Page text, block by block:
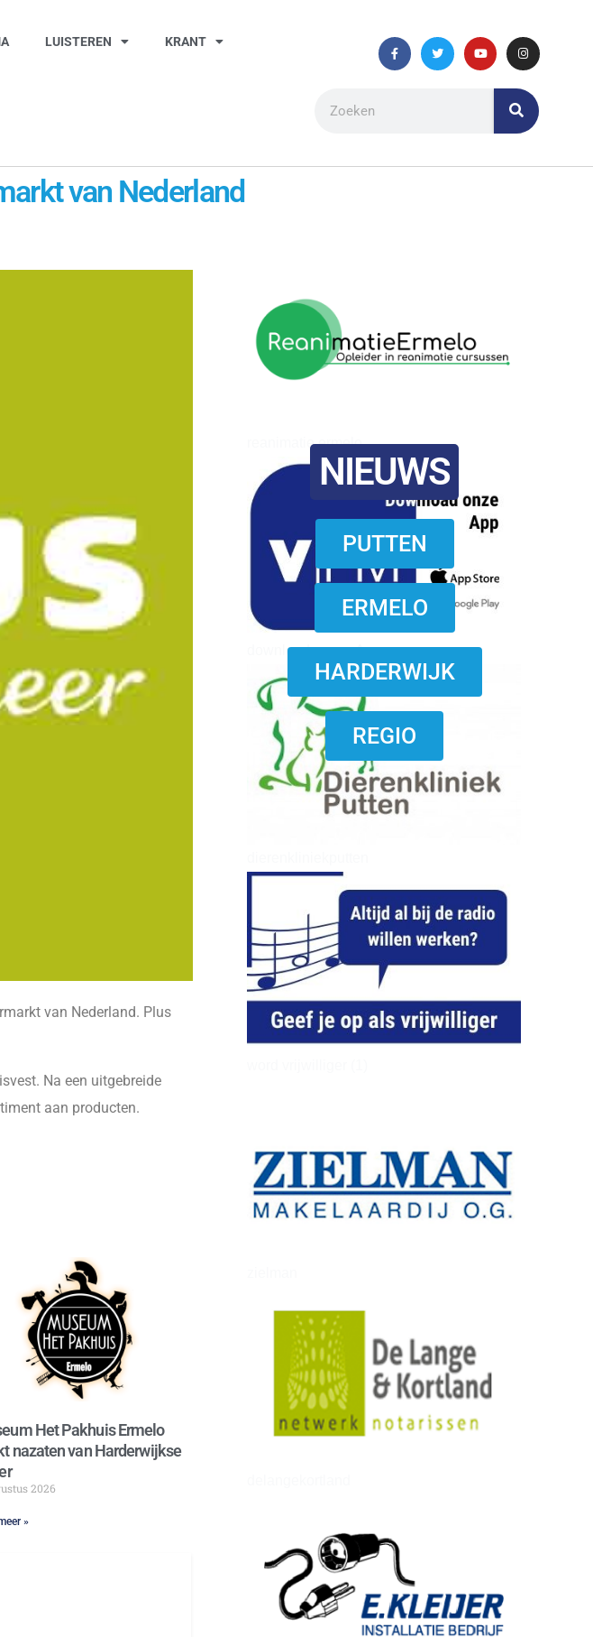
LUISTEREN KRANT
van Nederland
reanimatie ermelo
download onzze App
NIEUWS
PUTTEN
ERMELO
HARDERWIJK
REGIO
van Nederland. Plus
Na een uitgebreide
aan producten.
Het Pakhuis Ermelo
nazaten van Harderwijkse
2026
»